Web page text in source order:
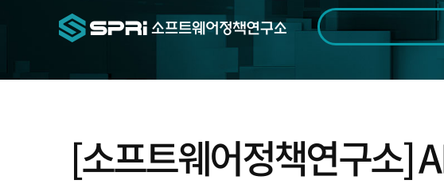
기간 전체 1일 1주
[소프트웨어정책연구소]